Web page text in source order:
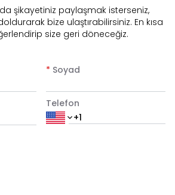
şikayetiniz paylaşmak isterseniz,
bize ulaştırabilirsiniz. En kısa
size geri döneceğiz.
* Soyad
Telefon